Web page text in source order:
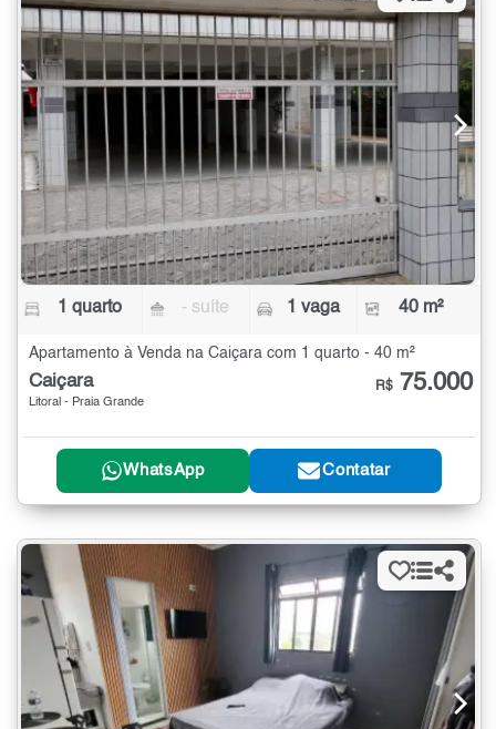
1 quarto - suíte 1 vaga 40 m²
Apartamento à Venda na Caiçara com 1 quarto - 40 m²
Caiçara
Litoral - Praia Grande
R$ 75.000
WhatsApp Contatar